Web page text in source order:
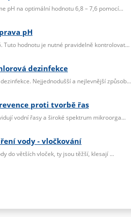
pH na optimální hodnotu 6,8 – 7,6 pomocí...
pH
Tuto hodnotu je nutné pravidelně kontrolovat...
dezinfekce
Nejjednodušší a nejlevnější způsob...
proti tvorbě řas
vodní řasy a široké spektrum mikroorga...
vody - vločkování
do větších vloček, ty jsou těžší, klesají ...